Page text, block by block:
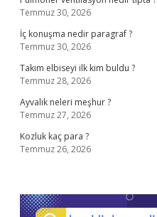
Temmuz 30, 2026
İç konuşma nedir paragraf ?
Temmuz 30, 2026
Takım elbiseyi ilk kim buldu ?
Temmuz 28, 2026
Ayvalık neleri meşhur ?
Temmuz 27, 2026
Kozluk kaç para ?
Temmuz 26, 2026